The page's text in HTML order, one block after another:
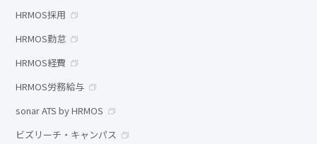
HRMOS採用
HRMOS勤怠
HRMOS経費
HRMOS労務給与
sonar ATS by HRMOS
ビズリーチ・キャンパス